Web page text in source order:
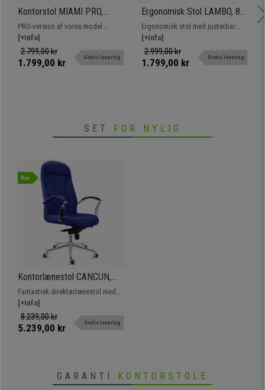
Kontorstol MIAMI PRO,
Synkromekanisme,
Metalfod, Lændestøtte, I
Sort
PRO-version af vores model
MIAMI, med en solid og elegant
metalfod og synkroniseret
mekanisme med positioner. Endnu
[+Info]
2.799,00 kr
1.799,00 kr Gratis levering
Ergonomisk Stol LAMBO, 8
Timers Brug, Nakkestøtte,
Utrolig Lændestøtte, I Sort
Ergonomisk stol med justerbar
rygstøtte. Velegnet til intensiv
brug i 8 timer takket være dens
komfort og kvalitet. Hurtig
[+Info]
2.999,00 kr
1.799,00 kr Gratis levering
SET FOR NYLIG
Nye
Kontorlænestol CANCUN,
Vippemekanisme, Højt
Ryglæn, I Mørkeblå Stof
Fantastisk direktørlænestol med
vippemekanisme. Perfekt design
og udførelse, luksus og komfort
til den bedste pris.
[+Info]
8.239,00 kr
5.239,00 kr Gratis levering
GARANTI KONTORSTOLE